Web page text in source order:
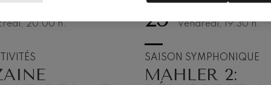
20:00h. 25
Vendredi, 19:30h.
SAISON SYMPHONIQUE
MAHLER 2:
Mozart
Concerto pour violon